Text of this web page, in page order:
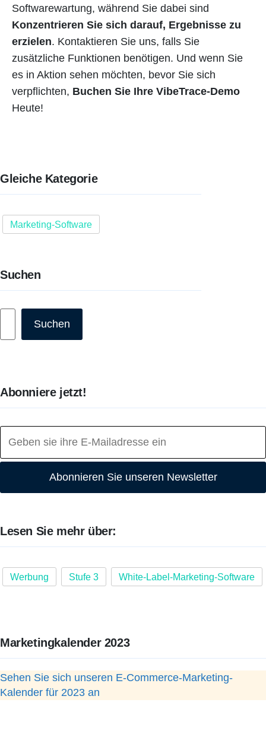
Softwarewartung, während Sie dabei sind
Konzentrieren Sie sich darauf, Ergebnisse zu
erzielen. Kontaktieren Sie uns, falls Sie
zusätzliche Funktionen benötigen. Und wenn Sie
es in Aktion sehen möchten, bevor Sie sich
verpflichten, Buchen Sie Ihre VibeTrace-Demo
Heute!
Gleiche Kategorie
Marketing-Software
Suchen
Suchen
Abonniere jetzt!
Abonnieren Sie unseren Newsletter
Lesen Sie mehr über:
Werbung Stufe 3 White-Label-Marketing-Software
Marketingkalender 2023
Sehen Sie sich unseren E-Commerce-Marketing-
Kalender für 2023 an